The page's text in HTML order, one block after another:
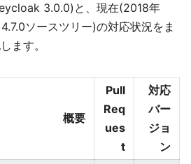
3.0.0)と、現在(2018年
ソースツリー)の対応状況をま
ます。
概要
Pull
Req
ues
t
対応
バー
ジョ
ン